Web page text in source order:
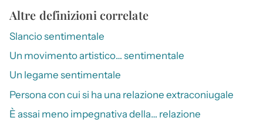
Altre definizioni correlate
Slancio sentimentale
Un movimento artistico… sentimentale
Un legame sentimentale
Persona con cui si ha una relazione extraconiugale
È assai meno impegnativa della… relazione